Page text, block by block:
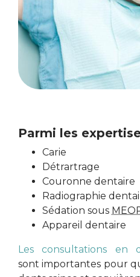
Parmi les
Carie
Détrartrage
Couronne dentaire
Radiographie
Sédation sous
Appareil dentaire
Les consultations en
sont importantes pour